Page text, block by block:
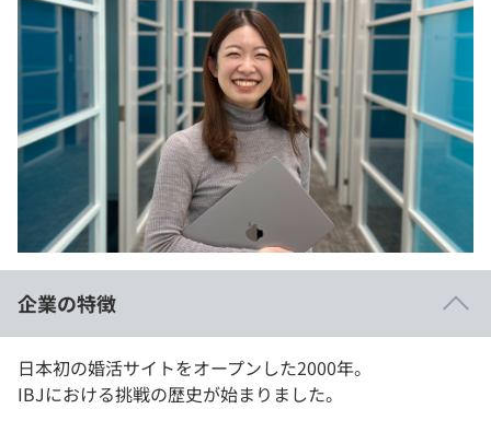
インターン
新卒エージェント
イベント・セミナー
インタビュー
問題集
4択課題
ナレッジ
プラン
個人向けプラン
法人向けプラン
プログラミング言語
SQL
評価結果一覧
再チャレンジ結果一覧
ゲーム・マンガ
メディア
Tech Team Journal
note
paizaとは？
企業の特徴
日本初の婚活サイトをオープンした2000年。
IBJにおける挑戦の歴史が始まりました。